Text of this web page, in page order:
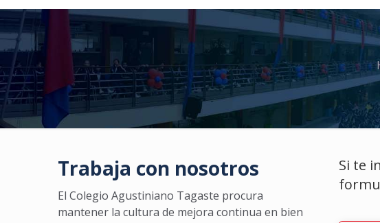
Trabaja con nosotros
El Colegio Agustiniano Tagaste procura
mantener la cultura de mejora continua en bien
Si te